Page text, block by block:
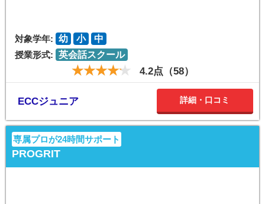
対象学年: 幼 小
中
授業形式: 英会話スクール
4.2点（58）
ECCジュニア 詳細・口コミ
専属プロが24時間サポート
PROGRIT